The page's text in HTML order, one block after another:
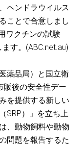
ヘンドラウイルス
ことで合意しまし
ワクチンの試験
す。(ABC.net.au)
薬品局）と国立衛
販後の安全性デー
を提供する新しい
SRP）」を立ち上
、動物飼料や動物
問題を報告するた